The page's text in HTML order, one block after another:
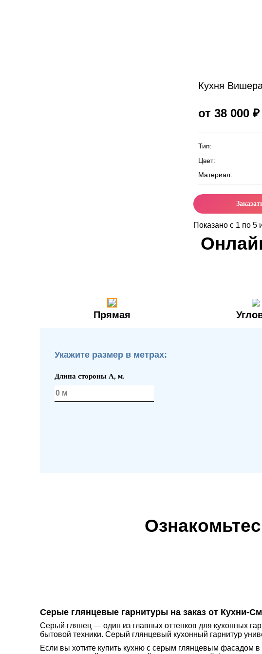
Кухня
от 38 000 ₽
Тип:
Цвет:
Материал:
Показано с 1 по 5
Прямая
Укажите размер в метрах:
Длина стороны A, м.
Серые глянцевые гарнитуры на заказ от Кухни-
Серый глянец — один из главных оттенков для кухонных
бытовой техники. Серый глянцевый кухонный гарнитур
Если вы хотите купить кухню с серым глянцевым фасадом